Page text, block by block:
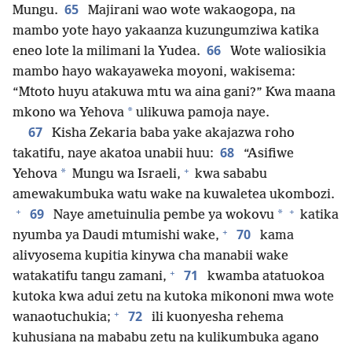
Mungu. 65
Majirani wao wote wakaogopa, na
mambo yote hayo yakaanza kuzungumziwa katika
eneo lote la milimani la Yudea. 66
Wote waliosikia
mambo hayo wakayaweka moyoni, wakisema:
“Mtoto huyu atakuwa mtu wa aina gani?” Kwa maana
mkono wa Yehova * ulikuwa pamoja naye.
67
Kisha Zekaria baba yake akajazwa roho
takatifu, naye akatoa unabii huu: 68
“Asifiwe
Yehova * Mungu wa Israeli, + kwa sababu
amewakumbuka watu wake na kuwaletea ukombozi.
+ 69 Naye ametuinulia pembe ya wokovu * + katika
nyumba ya Daudi mtumishi wake, + 70
kama
alivyosema kupitia kinywa cha manabii wake
watakatifu tangu zamani, + 71
kwamba atatuokoa
kutoka kwa adui zetu na kutoka mikononi mwa wote
wanaotuchukia; + 72
ili kuonyesha rehema
kuhusiana na mababu zetu na kulikumbuka agano